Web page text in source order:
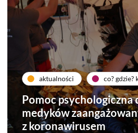
aktualności co? gdzie?
Pomoc psychologiczna
medyków
z koronawirusem